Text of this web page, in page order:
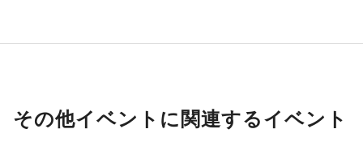
その他イベントに関連するイベント